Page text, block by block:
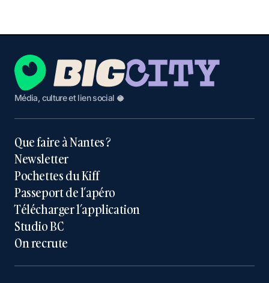
Média, culture et lien social 🥥
Que faire à Nantes ?
Newsletter
Pochettes du Kiff
Passeport de l’apéro
Télécharger l’application
Studio BC
On recrute